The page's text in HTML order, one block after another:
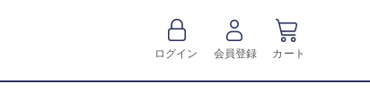
ログイン 会員登録 カート